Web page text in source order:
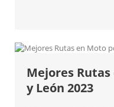
Mejores
y León 2023